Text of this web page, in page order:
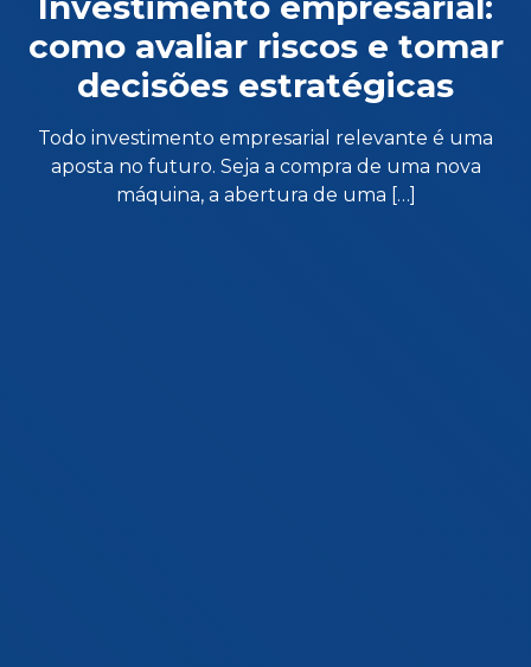
como avaliar riscos e tomar
decisões estratégicas
Todo investimento empresarial relevante é uma
aposta no futuro. Seja a compra de uma nova
máquina, a abertura de uma […]